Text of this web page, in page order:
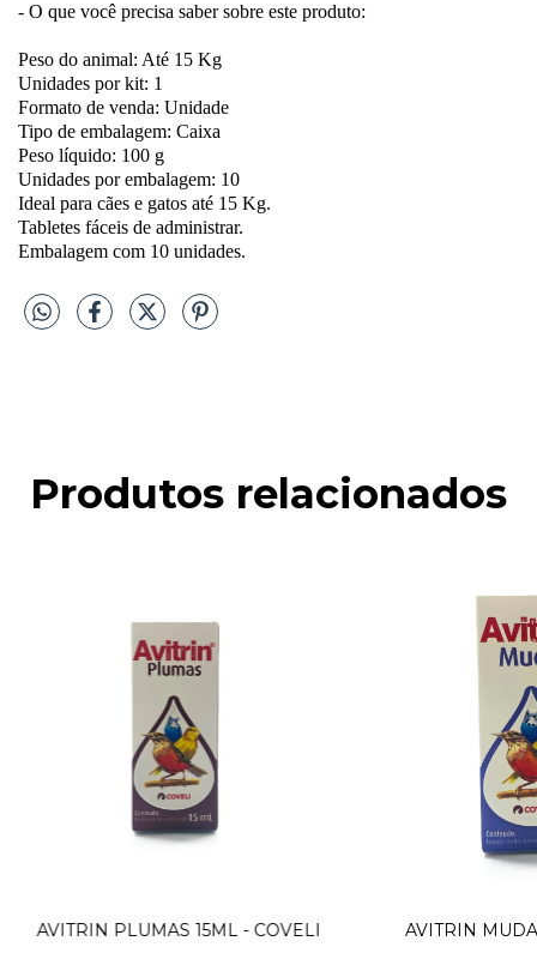
- O que você precisa saber sobre este produto:
Peso do animal: Até 15 Kg
Unidades por kit: 1
Formato de venda: Unidade
Tipo de embalagem: Caixa
Peso líquido: 100 g
Unidades por embalagem: 10
Ideal para cães e gatos até 15 Kg.
Tabletes fáceis de administrar.
Embalagem com 10 unidades.
Produtos relacionados
AVITRIN PLUMAS 15ML - COVELI AVITRIN